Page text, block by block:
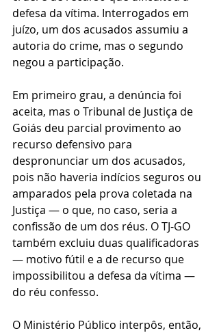
defesa da vítima. Interrogados em
juízo, um dos acusados assumiu a
autoria do crime, mas o segundo
negou a participação.
Em primeiro grau, a denúncia foi
aceita, mas o Tribunal de Justiça de
Goiás deu parcial provimento ao
recurso defensivo para
despronunciar um dos acusados,
pois não haveria indícios seguros ou
amparados pela prova coletada na
Justiça — o que, no caso, seria a
confissão de um dos réus. O TJ-GO
também excluiu duas qualificadoras
— motivo fútil e a de recurso que
impossibilitou a defesa da vítima —
do réu confesso.
O Ministério Público interpôs, então,